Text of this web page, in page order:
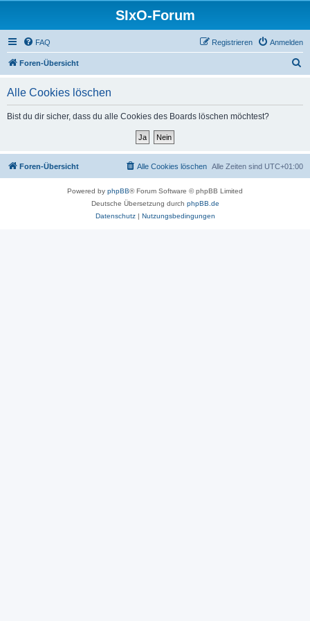
SIxO-Forum
FAQ Anmelden
Registrieren
Foren-Übersicht
Alle Cookies löschen
Bist du dir sicher, dass du alle Cookies des Boards löschen möchtest?
Foren-Übersicht Alle Zeiten sind UTC+01:00
Alle Cookies löschen
Powered by phpBB® Forum Software © phpBB Limited
Deutsche Übersetzung durch phpBB.de
Datenschutz| Nutzungsbedingungen